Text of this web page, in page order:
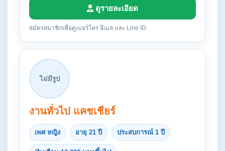
ดูรายละเอียด
สมัครสมาชิกเพื่อดูเบอร์โทร อีเมล และ Line ID
ไม่มีรูป
งานทั่วไป แคชเชียร์
เพศ หญิง อายุ 21 ปี ประสบการณ์ 1 ปี